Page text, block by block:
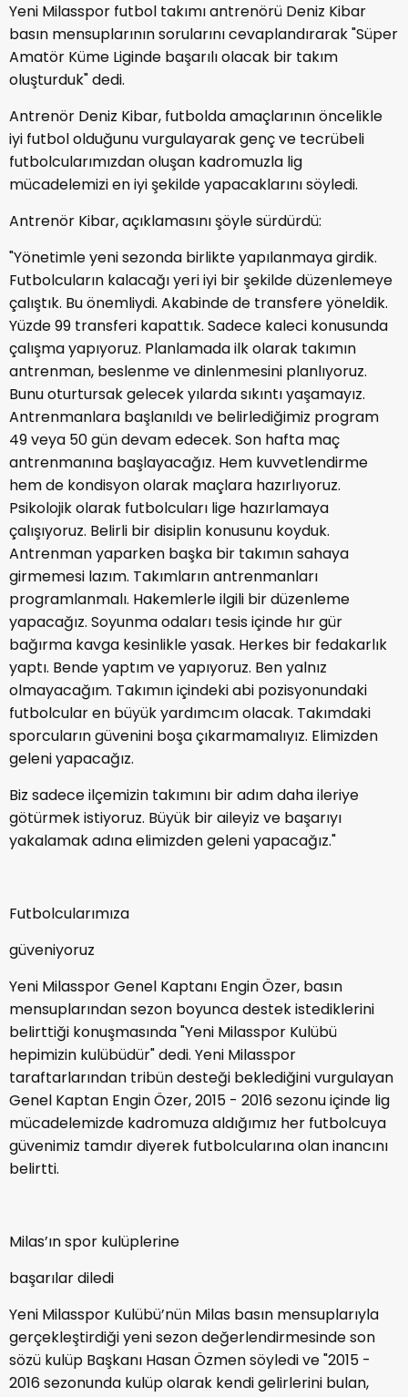
Yeni Milasspor futbol takımı antrenörü Deniz Kibar
basın mensuplarının sorularını cevaplandırarak "Süper
Amatör Küme Liginde başarılı olacak bir takım
oluşturduk" dedi.
Antrenör Deniz Kibar, futbolda amaçlarının öncelikle
iyi futbol olduğunu vurgulayarak genç ve tecrübeli
futbolcularımızdan oluşan kadromuzla lig
mücadelemizi en iyi şekilde yapacaklarını söyledi.
Antrenör Kibar, açıklamasını şöyle sürdürdü:
"Yönetimle yeni sezonda birlikte yapılanmaya girdik.
Futbolcuların kalacağı yeri iyi bir şekilde düzenlemeye
çalıştık. Bu önemliydi. Akabinde de transfere yöneldik.
Yüzde 99 transferi kapattık. Sadece kaleci konusunda
çalışma yapıyoruz. Planlamada ilk olarak takımın
antrenman, beslenme ve dinlenmesini planlıyoruz.
Bunu oturtursak gelecek yılarda sıkıntı yaşamayız.
Antrenmanlara başlanıldı ve belirlediğimiz program
49 veya 50 gün devam edecek. Son hafta maç
antrenmanına başlayacağız. Hem kuvvetlendirme
hem de kondisyon olarak maçlara hazırlıyoruz.
Psikolojik olarak futbolcuları lige hazırlamaya
çalışıyoruz. Belirli bir disiplin konusunu koyduk.
Antrenman yaparken başka bir takımın sahaya
girmemesi lazım. Takımların antrenmanları
programlanmalı. Hakemlerle ilgili bir düzenleme
yapacağız. Soyunma odaları tesis içinde hır gür
bağırma kavga kesinlikle yasak. Herkes bir fedakarlık
yaptı. Bende yaptım ve yapıyoruz. Ben yalnız
olmayacağım. Takımın içindeki abi pozisyonundaki
futbolcular en büyük yardımcım olacak. Takımdaki
sporcuların güvenini boşa çıkarmamalıyız. Elimizden
geleni yapacağız.
Biz sadece ilçemizin takımını bir adım daha ileriye
götürmek istiyoruz. Büyük bir aileyiz ve başarıyı
yakalamak adına elimizden geleni yapacağız."
Futbolcularımıza
güveniyoruz
Yeni Milasspor Genel Kaptanı Engin Özer, basın
mensuplarından sezon boyunca destek istediklerini
belirttiği konuşmasında "Yeni Milasspor Kulübü
hepimizin kulübüdür" dedi. Yeni Milasspor
taraftarlarından tribün desteği beklediğini vurgulayan
Genel Kaptan Engin Özer, 2015 - 2016 sezonu içinde lig
mücadelemizde kadromuza aldığımız her futbolcuya
güvenimiz tamdır diyerek futbolcularına olan inancını
belirtti.
Milas’ın spor kulüplerine
başarılar diledi
Yeni Milasspor Kulübü’nün Milas basın mensuplarıyla
gerçekleştirdiği yeni sezon değerlendirmesinde son
sözü kulüp Başkanı Hasan Özmen söyledi ve "2015 -
2016 sezonunda kulüp olarak kendi gelirlerini bulan,